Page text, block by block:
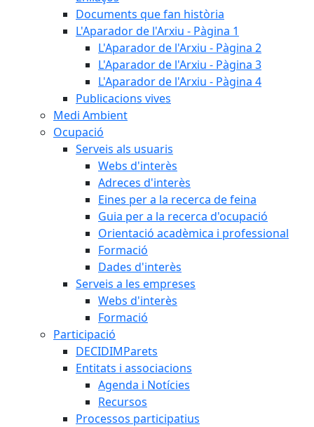
Documents que fan història
L'Aparador de l'Arxiu - Pàgina 1
L'Aparador de l'Arxiu - Pàgina 2
L'Aparador de l'Arxiu - Pàgina 3
L'Aparador de l'Arxiu - Pàgina 4
Publicacions vives
Medi Ambient
Ocupació
Serveis als usuaris
Webs d'interès
Adreces d'interès
Eines per a la recerca de feina
Guia per a la recerca d'ocupació
Orientació acadèmica i professional
Formació
Dades d'interès
Serveis a les empreses
Webs d'interès
Formació
Participació
DECIDIMParets
Entitats i associacions
Agenda i Notícies
Recursos
Processos participatius